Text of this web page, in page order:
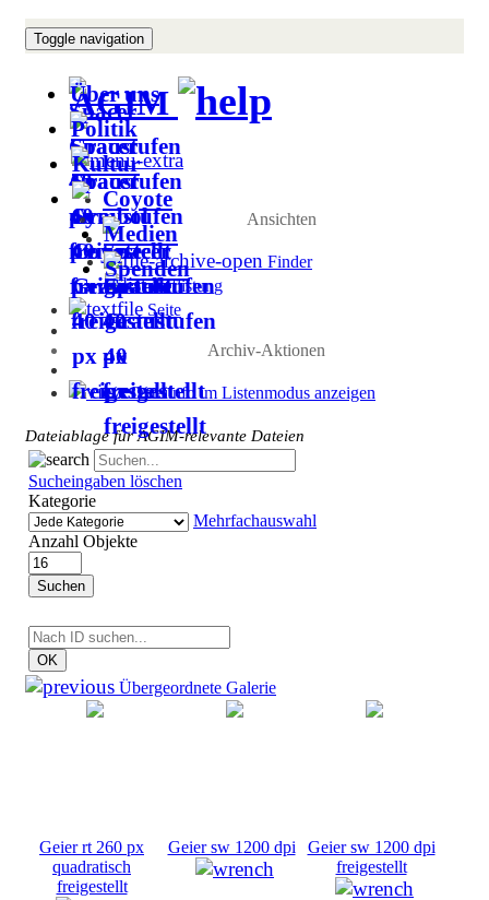
Toggle navigation
Über uns
Politik
Kultur
Coyote
Medien
Spenden
AGIM
Ansichten
Finder
Auflistung
Seite
Archiv-Aktionen
Dateiinfo im Listenmodus anzeigen
Dateiablage für AGIM-relevante Dateien
Sucheingaben löschen
Kategorie
Mehrfachauswahl
Anzahl Objekte
Suchen
OK
Übergeordnete Galerie
Geier rt 260 px
quadratisch
freigestellt
Geier sw 1200 dpi
Geier sw 1200 dpi
freigestellt